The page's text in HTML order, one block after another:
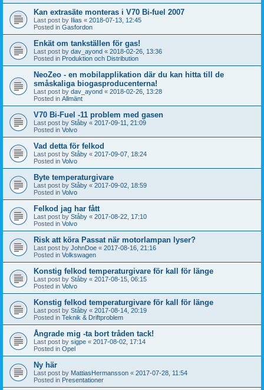
Kan extrasäte monteras i V70 Bi-fuel 2007
Last post by Ilias « 2018-07-13, 12:45
Posted in Gasfordon
Enkät om tankställen för gas!
Last post by dav_ayond « 2018-02-26, 13:36
Posted in Produktion och Distribution
NeoZeo - en mobilapplikation där du kan hitta till de
småskaliga biogasproducenterna!
Last post by dav_ayond « 2018-02-26, 13:28
Posted in Allmänt
V70 Bi-Fuel -11 problem med gasen
Last post by Ståby « 2017-09-11, 21:09
Posted in Volvo
Vad detta för felkod
Last post by Ståby « 2017-09-07, 18:24
Posted in Volvo
Byte temperaturgivare
Last post by Ståby « 2017-09-02, 18:59
Posted in Volvo
Felkod jag har fått
Last post by Ståby « 2017-08-22, 17:10
Posted in Volvo
Risk att köra Passat när motorlampan lyser?
Last post by JohnDoe « 2017-08-16, 21:16
Posted in Volkswagen
Konstig felkod temperaturgivare för kall för länge
Last post by Ståby « 2017-08-15, 06:15
Posted in Volvo
Konstig felkod temperaturgivare för kall för länge
Last post by Ståby « 2017-08-14, 20:19
Posted in Teknik & Driftproblem
Ångrade mig -ta bort tråden tack!
Last post by sigpe « 2017-08-02, 17:14
Posted in Opel
Ny här
Last post by MattiasHermansson « 2017-07-28, 11:54
Posted in Presentationer